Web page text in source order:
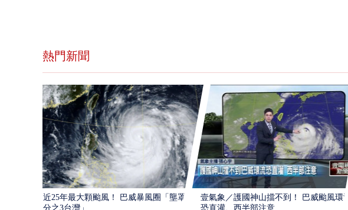
熱門新聞
近25年最大顆颱風！ 巴威暴風圈「壟罩4
分之3台灣」
壹氣象／護國神山擋不到！ 巴威颱風環流
恐直灌、西半部注意